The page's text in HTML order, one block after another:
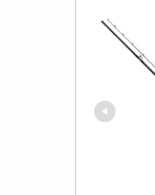
上級者には、シマ
イワ「紅牙MX」
久性や軽量性が追